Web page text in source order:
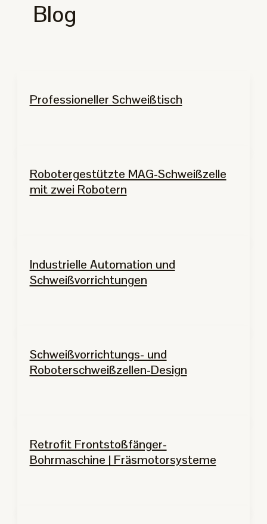
Blog
Professioneller Schweißtisch
Robotergestützte MAG-Schweißzelle
mit zwei Robotern
Industrielle Automation und
Schweißvorrichtungen
Schweißvorrichtungs- und
Roboterschweißzellen-Design
Retrofit Frontstoßfänger-
Bohrmaschine | Fräsmotorsysteme